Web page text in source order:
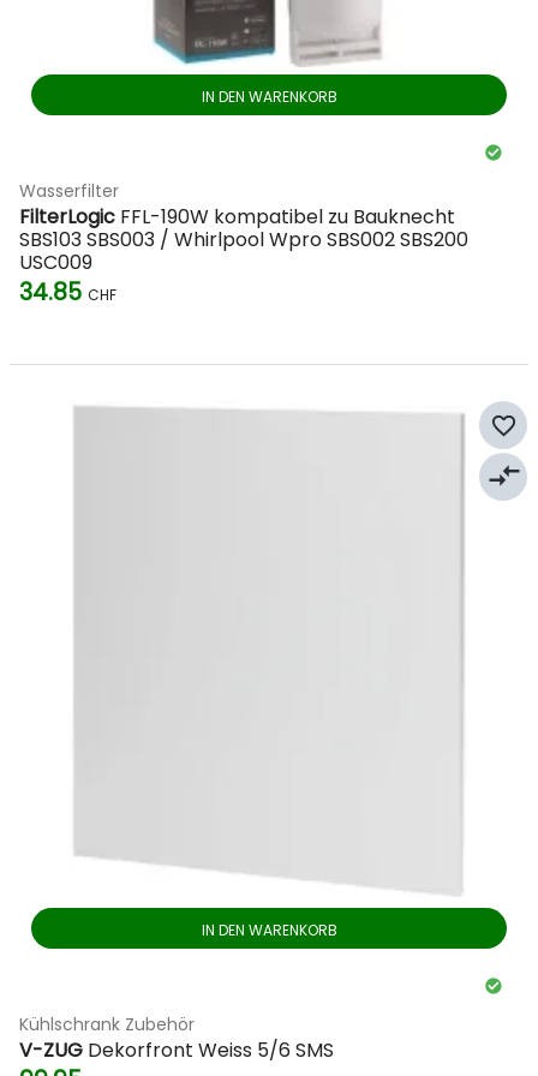
IN DEN WARENKORB
Wasserfilter
FilterLogic FFL-190W kompatibel zu Bauknecht
SBS103 SBS003 / Whirlpool Wpro SBS002 SBS200
USC009
34.85 CHF
IN DEN WARENKORB
Kühlschrank Zubehör
V-ZUG Dekorfront Weiss 5/6 SMS
favorite_border
compare_arrows